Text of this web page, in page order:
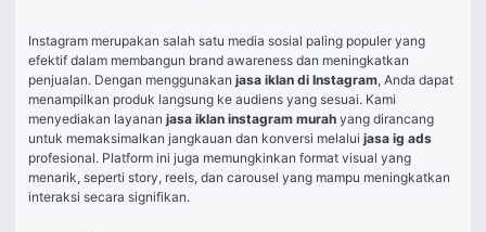
Instagram merupakan salah satu media sosial paling populer yang
efektif dalam membangun brand awareness dan meningkatkan
penjualan. Dengan menggunakan jasa iklan di Instagram, Anda dapat
menampilkan produk langsung ke audiens yang sesuai. Kami
menyediakan layanan jasa iklan instagram murah yang dirancang
untuk memaksimalkan jangkauan dan konversi melalui jasa ig ads
profesional. Platform ini juga memungkinkan format visual yang
menarik, seperti story, reels, dan carousel yang mampu meningkatkan
interaksi secara signifikan.